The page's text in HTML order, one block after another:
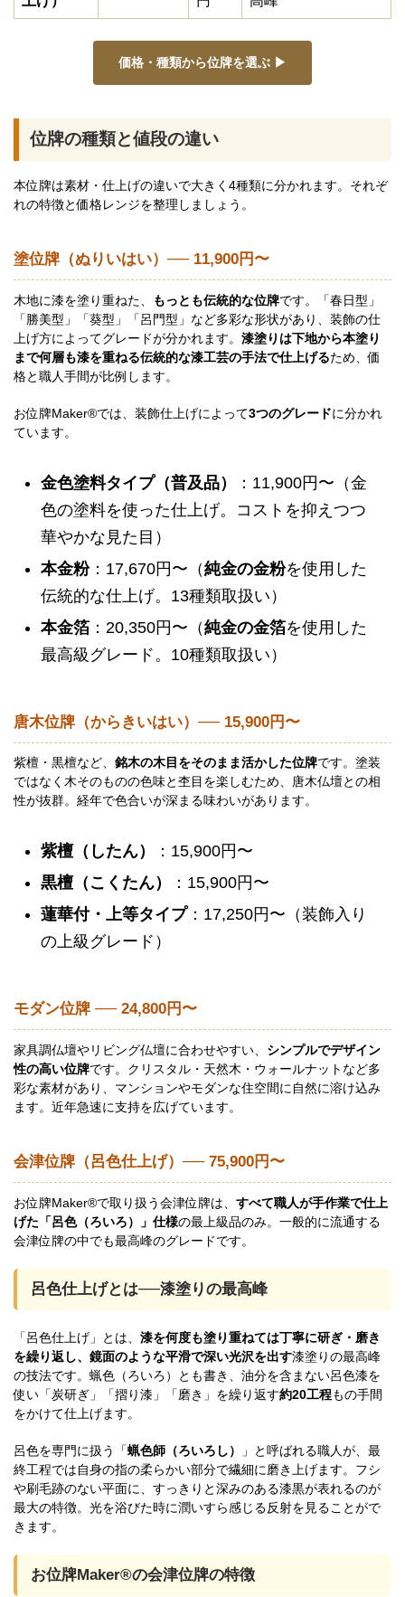
価格・種類から位牌を選ぶ ▶
位牌の種類と値段の違い
本位牌は素材・仕上げの違いで大きく4種類に分かれます。それぞ
れの特徴と価格レンジを整理しましょう。
塗位牌（ぬりいはい）── 11,900円〜
木地に漆を塗り重ねた、 もっとも伝統的な位牌です。「春日型」
「勝美型」「葵型」「呂門型」など多彩な形状があり、装飾の仕
上げ方によってグレードが分かれます。 漆塗りは下地から本塗り
まで何層も漆を重ねる伝統的な漆工芸の手法で仕上げるため、価
格と職人手間が比例します。
お位牌Maker®では、装飾仕上げによって3つのグレードに分かれ
ています。
金色塗料タイプ（普及品）
：11,900円〜（金
色の塗料を使った仕上げ。コストを抑えつつ
華やかな見た目）
本金粉：17,670円〜（純金の金粉を使用した
伝統的な仕上げ。13種類取扱い）
本金箔 ：20,350円〜（純金の金箔を使用した
最高級グレード。10種類取扱い）
唐木位牌（からきいはい）── 15,900円〜
紫檀・黒檀など、 銘木の木目をそのまま活かした位牌です。塗装
ではなく木そのものの色味と杢目を楽しむため、唐木仏壇との相
性が抜群。経年で色合いが深まる味わいがあります。
紫檀（したん）
：15,900円〜
黒檀（こくたん）
：15,900円〜
蓮華付・上等タイプ：17,250円〜（装飾入り
の上級グレード）
モダン位牌 ── 24,800円〜
家具調仏壇やリビング仏壇に合わせやすい、 シンプルでデザイン
性の高い位牌です。クリスタル・天然木・ウォールナットなど多
彩な素材があり、マンションやモダンな住空間に自然に溶け込み
ます。近年急速に支持を広げています。
会津位牌（呂色仕上げ）── 75,900円〜
お位牌Maker®で取り扱う会津位牌は、 すべて職人が手作業で仕上
げた「呂色（ろいろ）」仕様の最上級品のみ。一般的に流通する
会津位牌の中でも最高峰のグレードです。
呂色仕上げとは──漆塗りの最高峰
「呂色仕上げ」とは、 漆を何度も塗り重ねては丁寧に研ぎ・磨き
を繰り返し、鏡面のような平滑で深い光沢を出す漆塗りの最高峰
の技法です。蝋色（ろいろ）とも書き、油分を含まない呂色漆を
使い「炭研ぎ」「摺り漆」「磨き」を繰り返す約20工程もの手間
をかけて仕上げます。
呂色を専門に扱う「蝋色師（ろいろし）
」と呼ばれる職人が、最
終工程では自身の指の柔らかい部分で繊細に磨き上げます。フシ
や刷毛跡のない平面に、すっきりと深みのある漆黒が表れるのが
最大の特徴。光を浴びた時に潤いすら感じる反射を見ることがで
きます。
お位牌Maker®の会津位牌の特徴